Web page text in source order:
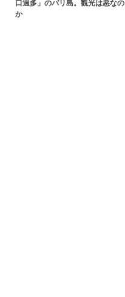
口過多」のバリ島。観光は悪なの
か